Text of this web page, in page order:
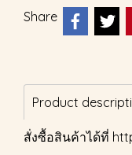
Share
Product
สั่งซื้อสินค้าได้ที่